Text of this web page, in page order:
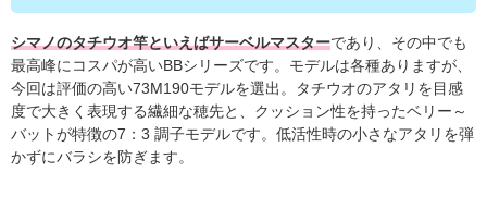
シマノのタチウオ竿といえばサーベルマスターであり、その中でも
最高峰にコスパが高いBBシリーズです。モデルは各種ありますが、
今回は評価の高い73M190モデルを選出。タチウオのアタリを目感
度で大きく表現する繊細な穂先と、クッション性を持ったベリー～
バットが特徴の7：3 調子モデルです。低活性時の小さなアタリを弾
かずにバラシを防ぎます。